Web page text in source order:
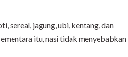
sereal, jagung, ubi, kentang, dan
itu, nasi tidak menyebabkan